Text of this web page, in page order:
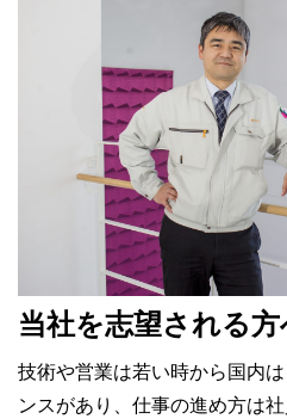
当社を志望される方
技術や営業は若い時から国内
ンスがあり、仕事の進め方は